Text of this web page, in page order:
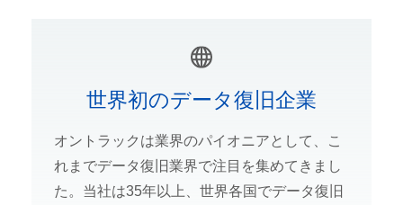
世界初のデータ復旧企業
オントラックは業界のパイオニアとして、こ
れまでデータ復旧業界で注目を集めてきまし
た。当社は35年以上、世界各国でデータ復旧